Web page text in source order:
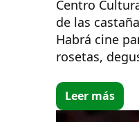
Centro
de las
Habrá cine
rosetas,
Leer más